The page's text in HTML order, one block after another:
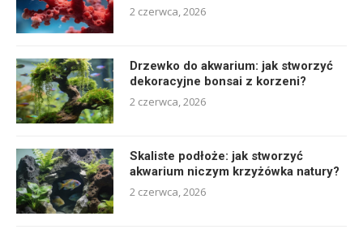
2 czerwca, 2026
Drzewko do akwarium: jak stworzyć
dekoracyjne bonsai z korzeni?
2 czerwca, 2026
Skaliste podłoże: jak stworzyć
akwarium niczym krzyżówka natury?
2 czerwca, 2026